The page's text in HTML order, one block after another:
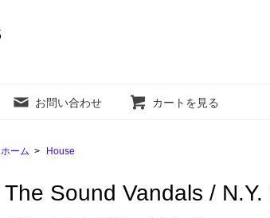
お問い合わせ カートを見る
ホーム > House
The Sound Vandals /